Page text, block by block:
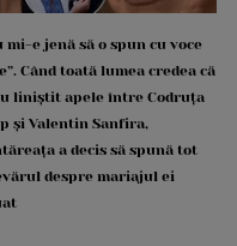
mi-e jenă să o spun cu voce
Când toată lumea credea că
liniștit apele între Codruța
și Valentin Sanfira,
a decis să spună tot
despre mariajul ei